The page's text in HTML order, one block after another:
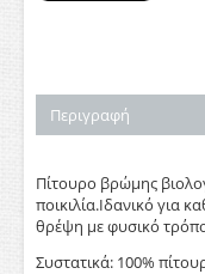
Περιγραφή
Πίτουρο βρώμης
ποικιλία.Ιδανικό για
θρέψη με φυσικό
Συστατικά: 100%